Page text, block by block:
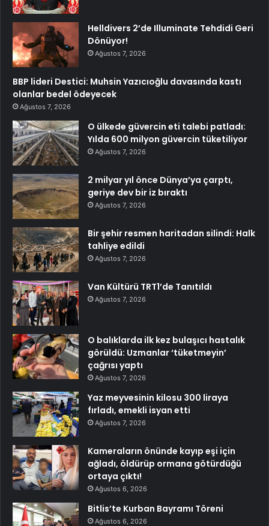
Helldivers 2’de Illuminate Tehdidi Geri
Dönüyor!
Ağustos 7, 2026
BBP lideri Destici: Muhsin Yazıcıoğlu davasında kastı
olanlar bedel ödeyecek
Ağustos 7, 2026
O ülkede güvercin eti talebi patladı:
Yılda 600 milyon güvercin tüketiliyor
Ağustos 7, 2026
2 milyar yıl önce Dünya’ya çarptı,
geriye dev bir iz bıraktı
Ağustos 7, 2026
Bir şehir resmen haritadan silindi: Halk
tahliye edildi
Ağustos 7, 2026
Van Kültürü TRT1’de Tanıtıldı
Ağustos 7, 2026
O balıklarda ilk kez bulaşıcı hastalık
görüldü: Uzmanlar ‘tüketmeyin’
çağrısı yaptı
Ağustos 7, 2026
Yaz meyvesinin kilosu 300 liraya
fırladı, emekli isyan etti
Ağustos 7, 2026
Kameraların önünde kayıp eşi için
ağladı, öldürüp ormana götürdüğü
ortaya çıktı!
Ağustos 6, 2026
Bitlis’te Kurban Bayramı Töreni
Ağustos 6, 2026